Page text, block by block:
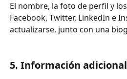
El nombre, la foto de perfil y
Facebook, Twitter, LinkedIn e
actualizarse, junto con una
5. Información adicional